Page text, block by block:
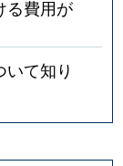
る費用が
て知り